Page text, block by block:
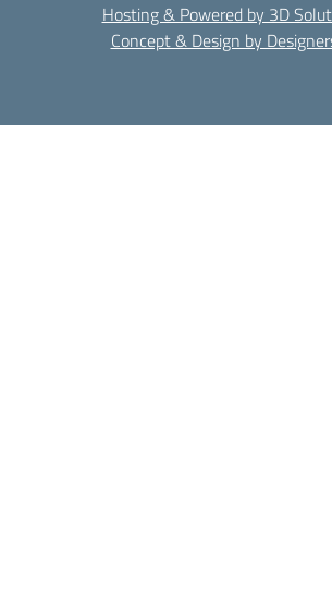
Hosting & Powered by 3D
Concept & Design by